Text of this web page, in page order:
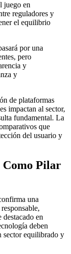
juego en
reguladores y
el equilibrio
por una
pero
y
y
de plataformas
impactan al sector,
fundamental. La
que
del usuario y
Como Pilar
una
en
deben
sector equilibrado y